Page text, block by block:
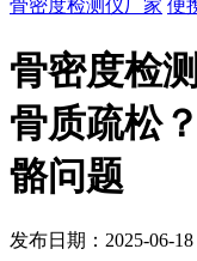
骨密度检测仪厂家 便
骨密度检
骨质疏松
骼问题
发布日期：2025-06-